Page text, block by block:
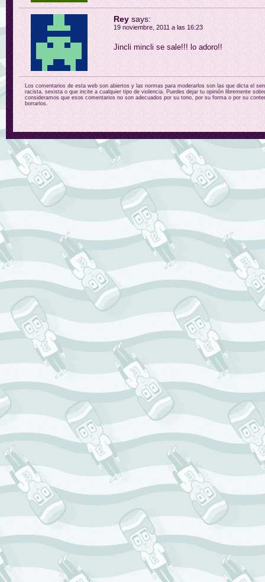
Rey says:
19 noviembre, 2011 a las 16:23
Jincli mincli se sale!!! lo adoro!!
Los comentarios de esta web son abiertos y las normas para moderarlos son las que dicta el
racista, sexista o que incite a cualquier tipo de violencia. Puedes dejar tu opinión libremente
consideramos que esos comentarios no son adecuados por su tono, por su forma o por su
borrarlos.